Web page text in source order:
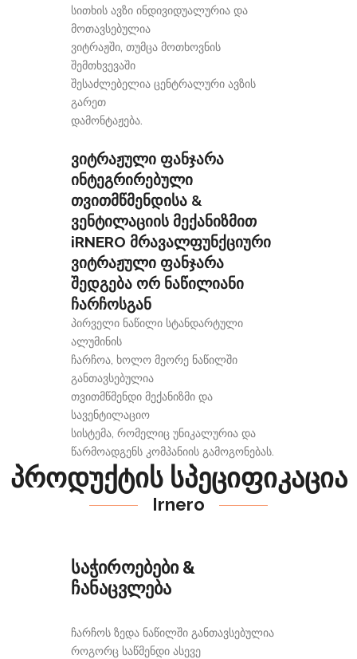
სითხის ავზი ინდივიდუალურია და
მოთავსებულია
ვიტრაჟში, თუმცა მოთხოვნის
შემთხვევაში
შესაძლებელია ცენტრალური ავზის
გარეთ
დამონტაჟება.
ვიტრაჟული ფანჯარა
ინტეგრირებული
თვითმწმენდისა &
ვენტილაციის მექანიზმით
iRNERO მრავალფუნქციური
ვიტრაჟული ფანჯარა
შედგება ორ ნაწილიანი
ჩარჩოსგან
პირველი ნაწილი სტანდარტული
ალუმინის
ჩარჩოა, ხოლო მეორე ნაწილში
განთავსებულია
თვითმწმენდი მექანიზმი და
სავენტილაციო
სისტემა, რომელიც უნიკალურია და
წარმოადგენს კომპანიის გამოგონებას.
პროდუქტის სპეციფიკაცია
Irnero
საჭიროებები &
ჩანაცვლება
ჩარჩოს ზედა ნაწილში განთავსებულია
როგორც საწმენდი ასევე